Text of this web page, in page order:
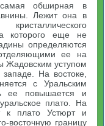
обширная в
Лежит она в
которого еще не
определяются
ее на
Жадовским уступом
На востоке,
с Уральским
ее повышается и
плато. На
к плато Устюрт и
восточную границу